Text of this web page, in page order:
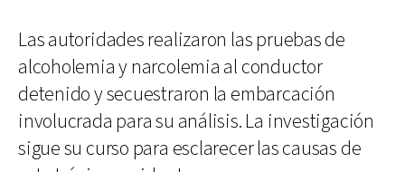
Las autoridades realizaron las pruebas de
alcoholemia y narcolemia al conductor
detenido y secuestraron la embarcación
involucrada para su análisis. La investigación
sigue su curso para esclarecer las causas de